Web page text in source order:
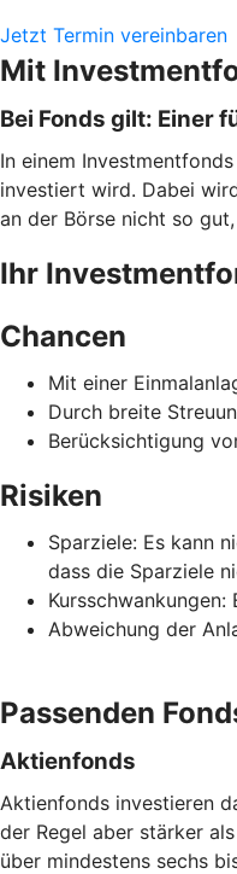
Jetzt Termin vereinbaren
Mit
Bei Fonds gilt: Einer
In einem
investiert wird. Dabei
an der Börse nicht so
Ihr
Chancen
Mit einer
Durch breite
Berücksichtigung
Risiken
Sparziele: Es kann
dass die Sparziele
Abweichung der
Passenden
Aktienfonds
Aktienfonds investieren
der Regel aber stärker
über mindestens sechs